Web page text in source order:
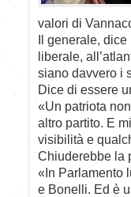
valori di
Il generale,
liberale,
siano davvero i
Dice di essere
«Un patriota
altro partito. E
visibilità e
Chiuderebbe la
«In Parlamento
e Bonelli. Ed è